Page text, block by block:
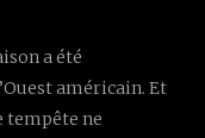
a été
américain. Et
tempête ne